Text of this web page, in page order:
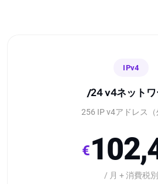
IPv4
/24 v4ネット
256 IP v4アドレス（
€
/ 月 + 消費税別